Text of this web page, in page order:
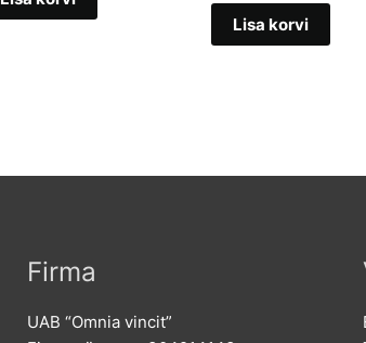
Lisa korvi
Firma
UAB “Omnia vincit”